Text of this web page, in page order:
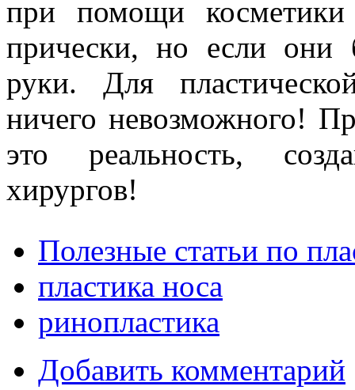
при помощи косметики
прически, но если они
руки. Для
ничего невозможного!
это реальность,
хирургов!
Полезные статьи по
пластика носа
ринопластика
Добавить комментарий